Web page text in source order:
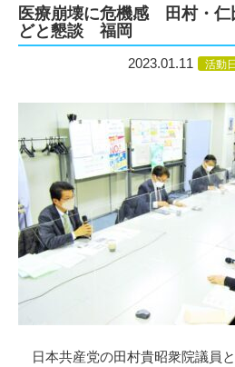
医療崩壊に危機感 田村・仁
どと懇談 福岡
2023.01.11 活動
日本共産党の田村貴昭衆院議員